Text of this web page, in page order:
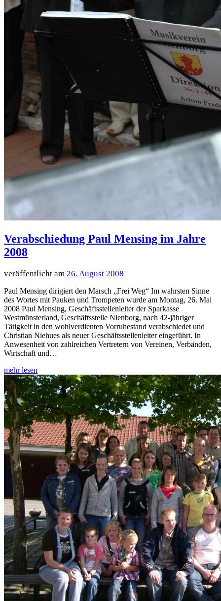
Verabschiedung Paul Mensing im Jahre
2008
26. August 2008
Paul Mensing dirigiert den Marsch „Frei Weg“ Im wahrsten Sinne
des Wortes mit Pauken und Trompeten wurde am Montag, 26. Mai
2008 Paul Mensing, Geschäftsstellenleiter der Sparkasse
Westmünsterland, Geschäftsstelle Nienborg, nach 42-jähriger
Tätigkeit in den wohlverdienten Vorruhestand verabschiedet und
Christian Niehues als neuer Geschäftsstellenleiter eingeführt. In
Anwesenheit von zahlreichen Vertretern von Vereinen, Verbänden,
Wirtschaft und…